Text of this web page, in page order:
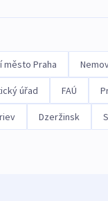
město Praha
úřad FAÚ
Dzeržinsk